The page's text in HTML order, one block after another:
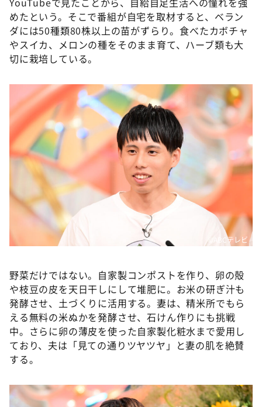
めたという。そこで番組が自宅を取材すると、ベラン
ダには50種類80株以上の苗がずらり。食べたカボチャ
やスイカ、メロンの種をそのまま育て、ハーブ類も大
切に栽培している。
©ABCテレビ
野菜だけではない。自家製コンポストを作り、卵の殻
や枝豆の皮を天日干しにして堆肥に。お米の研ぎ汁も
発酵させ、土づくりに活用する。妻は、精米所でもら
える無料の米ぬかを発酵させ、石けん作りにも挑戦
中。さらに卵の薄皮を使った自家製化粧水まで愛用し
ており、夫は「見ての通りツヤツヤ」と妻の肌を絶賛
する。